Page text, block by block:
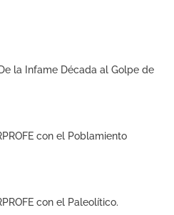
la Infame Década al Golpe de
con el Poblamiento
con el Paleolítico.